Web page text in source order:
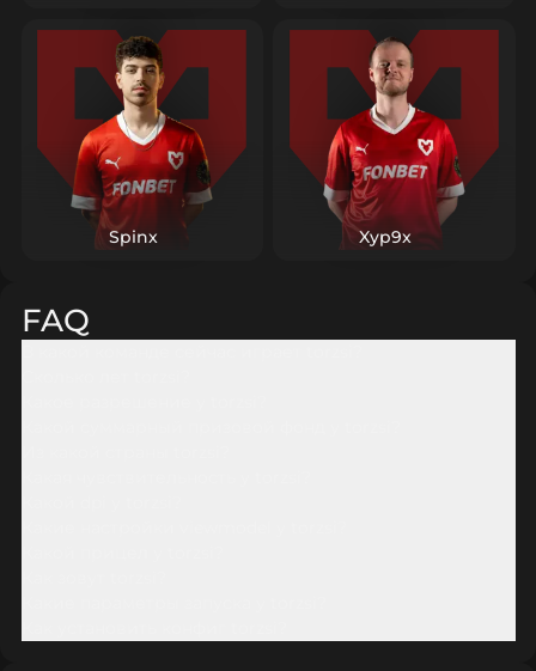
оружие без шанса на трейд. В подготовке уделяет
внимание разбору стартовых раскидок соперников и
тонкой настройке углов под их любимые паттерны.
Такой профиль делает Адама Торзсаса (Ádám Torzsás)
удобным «несущим» элементом современной
структуры: под него легко строить и быстрые
«врезки», и позиционные модели высокого уровня.
Spinx Xyp9x
FAQ